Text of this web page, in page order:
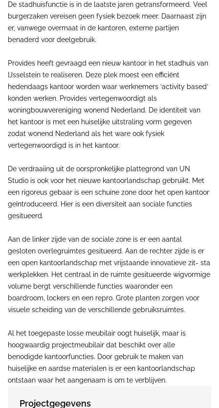
De stadhuisfunctie is in de laatste jaren getransformeerd. Veel
burgerzaken vereisen geen fysiek bezoek meer. Daarnaast zijn
er, vanwege overmaat in de kantoren, externe partijen
benaderd voor deelgebruik.
Provides heeft gevraagd een nieuw kantoor in het stadhuis van
IJsselstein te realiseren. Deze plek moest een efficiënt
hedendaags kantoor worden waar werknemers ‘activity based’
konden werken. Provides vertegenwoordigt als
woningbouwvereniging wonend Nederland. De identiteit van
het kantoor is met een huiselijke uitstraling vorm gegeven
zodat wonend Nederland als het ware ook fysiek
vertegenwoordigd is in het kantoor.
De verdraaiing uit de oorspronkelijke plattegrond van UN
Studio is ook voor het nieuwe kantoorlandschap gebruikt. Met
een rigoreus gebaar is een schuine zone door het open kantoor
geïntroduceerd. Hier is een diversiteit aan sociale functies
gesitueerd.
Aan de linker zijde van de sociale zone is er een aantal
gesloten overlegruimtes gesitueerd. Aan de rechter zijde is er
een open kantoorlandschap met vrijstaande innovatieve zit- sta
werkplekken. Het centraal in de ruimte gesitueerde wigvormige
volume bergt verschillende functies waaronder een
boardroom, lockers en een repro. Grote planten zorgen voor
visuele scheiding van de verschillende gebruiksruimtes.
Al het toegepaste losse meubilair oogt huiselijk, maar is
hoogwaardig projectmeubilair dat beschikt over alle
benodigde kantoorfuncties. Door gebruik te maken van
huiselijke en aardse materialen is er een kantoorlandschap
ontstaan waar het aangenaam is om te verblijven.
Projectgegevens